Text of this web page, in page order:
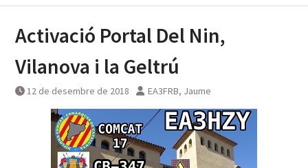
Activació Portal Del Nin,
Vilanova i la Geltrú
12 de desembre de 2018 EA3FRB, Jaume